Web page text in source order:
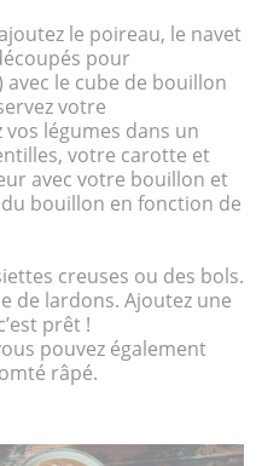
le poireau, le navet
pour
le cube de bouillon
votre
légumes dans un
votre carotte et
avec votre bouillon et
bouillon en fonction de
creuses ou des bols.
de lardons. Ajoutez une
prêt !
pouvez également
râpé.